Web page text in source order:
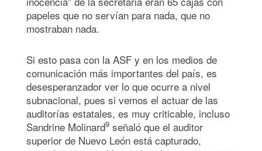
papeles que no servían para nada, que no
mostraban nada.
Si esto pasa con la ASF y en los medios de
comunicación más importantes del país, es
desesperanzador ver lo que ocurre a nivel
subnacional, pues si vemos el actuar de las
auditorías estatales, es muy criticable, incluso
Sandrine Molinard9 señaló que el auditor
superior de Nuevo León está capturado,